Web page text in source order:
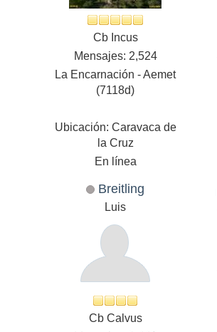
Cb Incus
Mensajes: 2,524
La Encarnación - Aemet
(7118d)
Ubicación: Caravaca de
la Cruz
En línea
Breitling
Luis
Cb Calvus